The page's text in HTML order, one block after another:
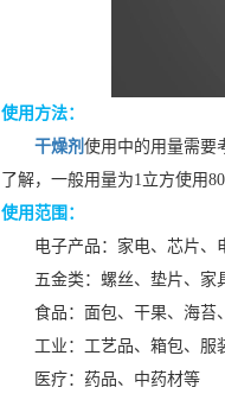
使用方法：
干燥剂 使用中的用量需要
了解，一般用量为1立方使用
使用范围：
电子产品：家电、芯片、
五金类：螺丝、垫片、家
食品：面包、干果、海苔
工业：工艺品、箱包、服
医疗：药品、中药材等